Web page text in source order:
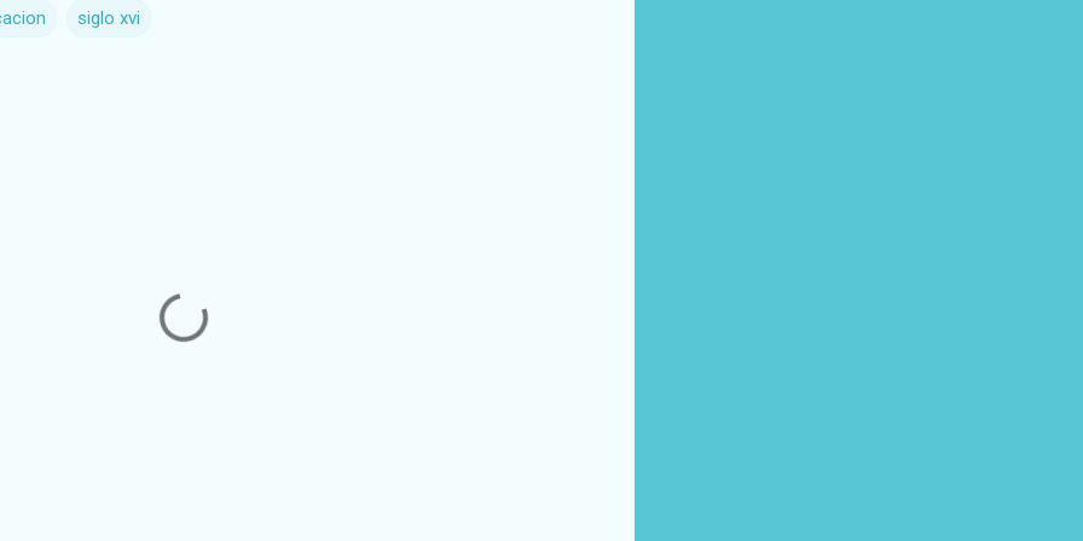
siglo xvi